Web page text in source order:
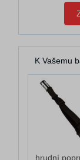
K Vašemu
hrudní